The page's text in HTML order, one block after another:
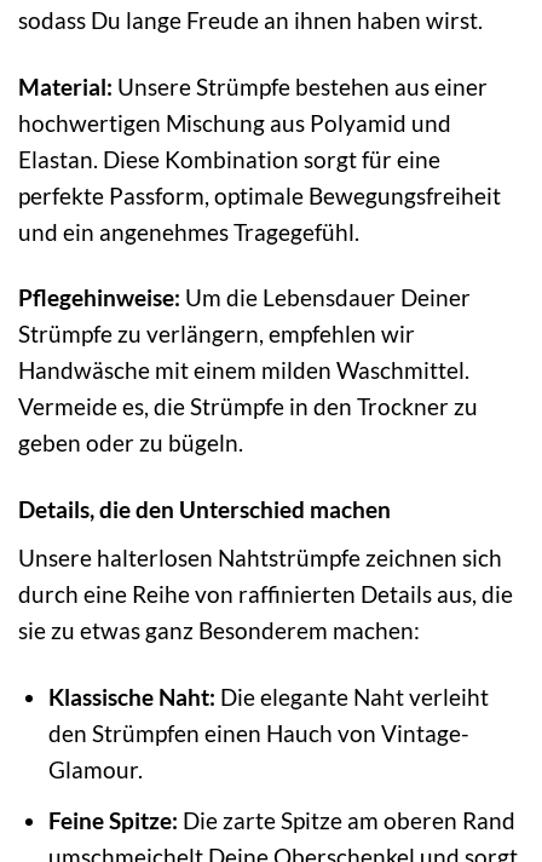
sodass Du lange Freude an ihnen haben wirst.
Material: Unsere Strümpfe bestehen aus einer
hochwertigen Mischung aus Polyamid und
Elastan. Diese Kombination sorgt für eine
perfekte Passform, optimale Bewegungsfreiheit
und ein angenehmes Tragegefühl.
Pflegehinweise: Um die Lebensdauer Deiner
Strümpfe zu verlängern, empfehlen wir
Handwäsche mit einem milden Waschmittel.
Vermeide es, die Strümpfe in den Trockner zu
geben oder zu bügeln.
Details, die den Unterschied machen
Unsere halterlosen Nahtstrümpfe zeichnen sich
durch eine Reihe von raffinierten Details aus, die
sie zu etwas ganz Besonderem machen:
Klassische Naht: Die elegante Naht verleiht
den Strümpfen einen Hauch von Vintage-
Glamour.
Feine Spitze: Die zarte Spitze am oberen Rand
umschmeichelt Deine Oberschenkel und sorgt